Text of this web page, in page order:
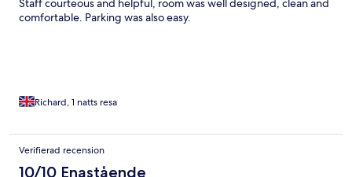
Staff courteous and helpful, room was well designed, clean and
comfortable. Parking was also easy.
Richard, 1 natts resa
Verifierad recension
10/10 Enastående